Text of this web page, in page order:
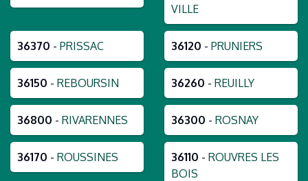
VILLE
36370 - PRISSAC 36120 - PRUNIERS
36150 - REBOURSIN 36260 - REUILLY
36800 - RIVARENNES 36300 - ROSNAY
36170 - ROUSSINES 36110 - ROUVRES LES
BOIS